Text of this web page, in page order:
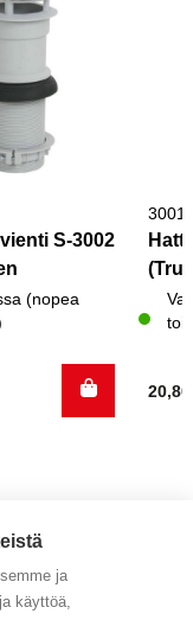
S-3002
(nopea
ja
käyttöä,